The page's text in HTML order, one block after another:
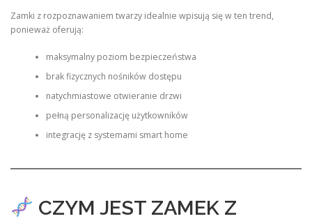
Zamki z rozpoznawaniem twarzy idealnie wpisują się w ten trend,
ponieważ oferują:
maksymalny poziom bezpieczeństwa
brak fizycznych nośników dostępu
natychmiastowe otwieranie drzwi
pełną personalizację użytkowników
integrację z systemami smart home
CZYM JEST ZAMEK Z